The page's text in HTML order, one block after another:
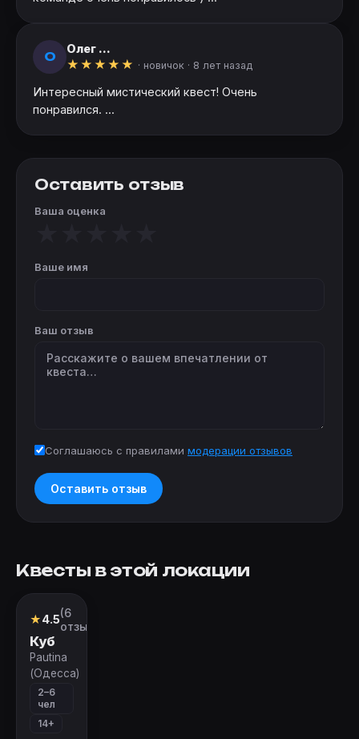
О
Олег ...
★ ★ ★ ★ ★ · новичок · 8 лет назад
Интересный мистический квест! Очень
понравился. ...
Оставить отзыв
Ваша оценка
Ваше имя
Ваш отзыв
Соглашаюсь с правилами модерации отзывов
Оставить отзыв
Квесты в этой локации
Квест
Закрыт
★4.5(6
отзывов)
Куб
Pautina
(Одесса)
2–6
чел
14+